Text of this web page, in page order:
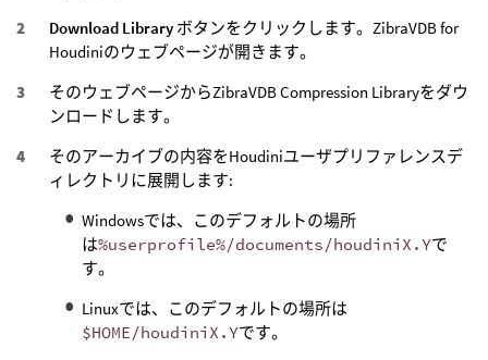
Download Library ボタンをクリックします。ZibraVDB for
Houdiniのウェブページが開きます。
そのウェブページからZibraVDB Compression Libraryをダウ
ンロードします。
そのアーカイブの内容をHoudiniユーザプリファレンスデ
ィレクトリに展開します:
Windowsでは、このデフォルトの場所
は%userprofile%/documents/houdiniX.Yで
す。
Linuxでは、このデフォルトの場所は
$HOME/houdiniX.Yです。